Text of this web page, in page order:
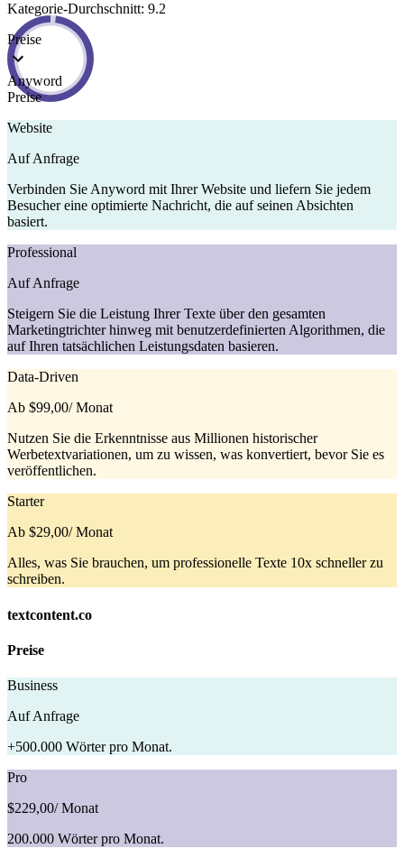
Kategorie-Durchschnitt: 9.2
Preise
Anyword
Preise
Website
Auf Anfrage
Verbinden Sie Anyword mit Ihrer Website und liefern Sie jedem
Besucher eine optimierte Nachricht, die auf seinen Absichten
basiert.
Professional
Auf Anfrage
Steigern Sie die Leistung Ihrer Texte über den gesamten
Marketingtrichter hinweg mit benutzerdefinierten Algorithmen, die
auf Ihren tatsächlichen Leistungsdaten basieren.
Data-Driven
Ab $99,00/ Monat
Nutzen Sie die Erkenntnisse aus Millionen historischer
Werbetextvariationen, um zu wissen, was konvertiert, bevor Sie es
veröffentlichen.
Starter
Ab $29,00/ Monat
Alles, was Sie brauchen, um professionelle Texte 10x schneller zu
schreiben.
textcontent.co
Preise
Business
Auf Anfrage
+500.000 Wörter pro Monat.
Pro
$229,00/ Monat
200.000 Wörter pro Monat.